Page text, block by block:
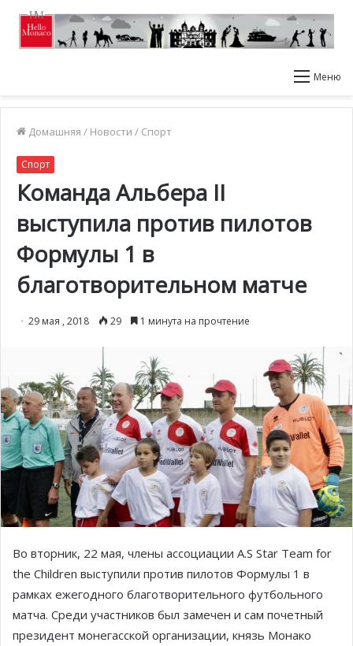
Меню
Домашняя / Новости / Спорт
Спорт
Команда Альбера II
выступила против пилотов
Формулы 1 в
благотворительном матче
29 мая , 2018 29 1 минута на прочтение
Во вторник, 22 мая, члены ассоциации A.S Star Team for
the Children выступили против пилотов Формулы 1 в
рамках ежегодного благотворительного футбольного
матча. Среди участников был замечен и сам почетный
президент монегасской организации, князь Монако